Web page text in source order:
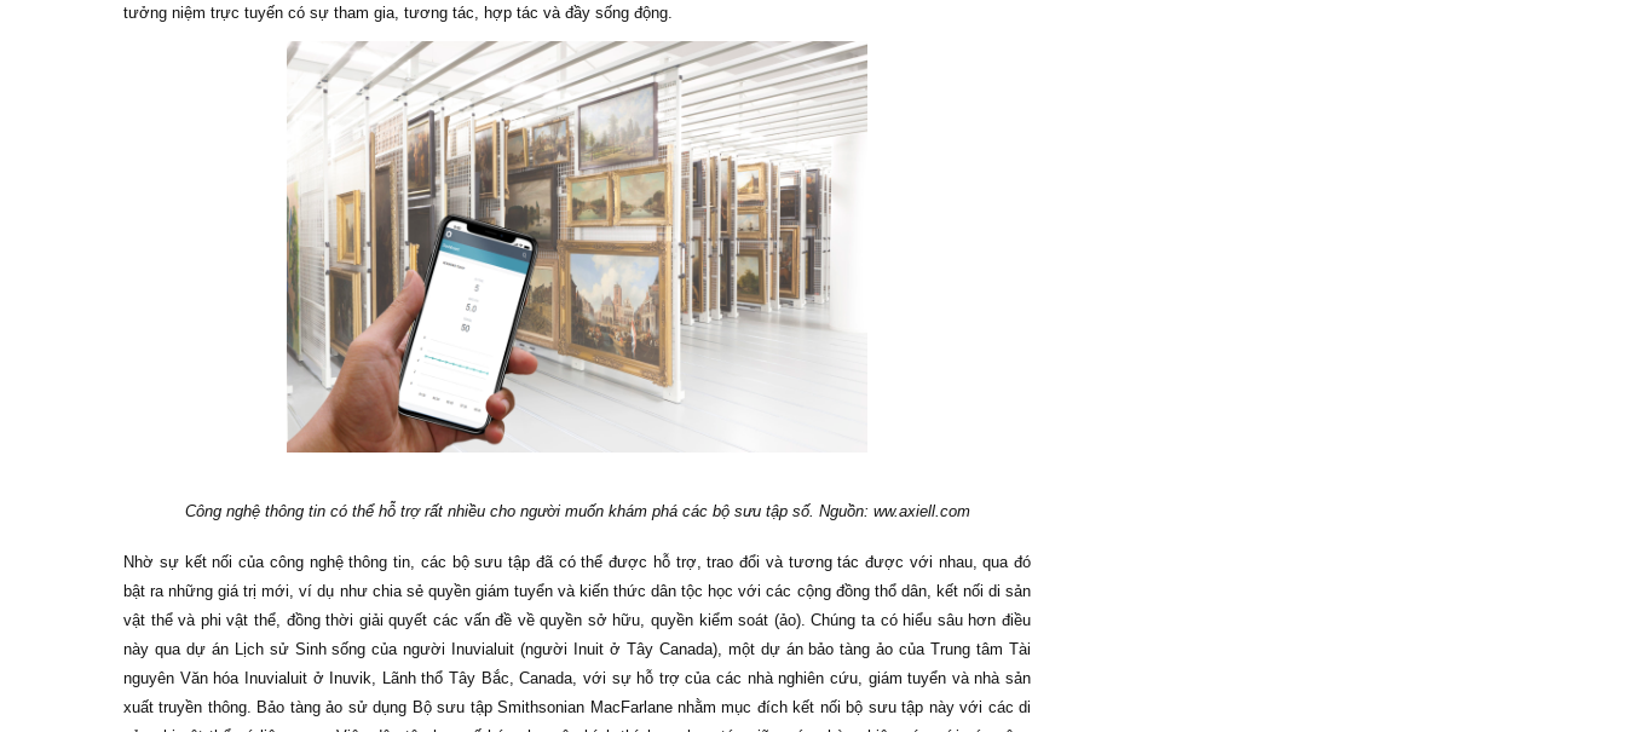
tưởng niệm trực tuyến có sự tham gia, tương tác, hợp tác và đầy sống động.
Công nghệ thông tin có thể hỗ trợ rất nhiều cho người muốn khám phá các bộ sưu tập số. Nguồn: ww.axiell.com
Nhờ sự kết nối của công nghệ thông tin, các bộ sưu tập đã có thể được hỗ trợ, trao đổi và tương tác được với nhau, qua đó
bật ra những giá trị mới, ví dụ như chia sẻ quyền giám tuyển và kiến thức dân tộc học với các cộng đồng thổ dân, kết nối di sản
vật thể và phi vật thể, đồng thời giải quyết các vấn đề về quyền sở hữu, quyền kiểm soát (ảo). Chúng ta có hiểu sâu hơn điều
này qua dự án Lịch sử Sinh sống của người Inuvialuit (người Inuit ở Tây Canada), một dự án bảo tàng ảo của Trung tâm Tài
nguyên Văn hóa Inuvialuit ở Inuvik, Lãnh thổ Tây Bắc, Canada, với sự hỗ trợ của các nhà nghiên cứu, giám tuyển và nhà sản
xuất truyền thông. Bảo tàng ảo sử dụng Bộ sưu tập Smithsonian MacFarlane nhằm mục đích kết nối bộ sưu tập này với các di